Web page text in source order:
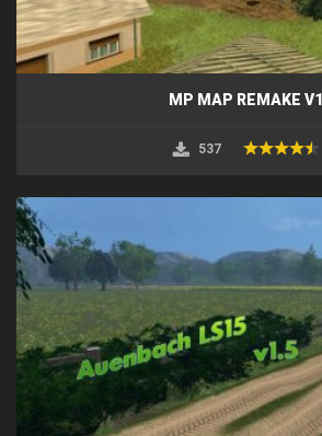
MP MAP REMAKE V1
537